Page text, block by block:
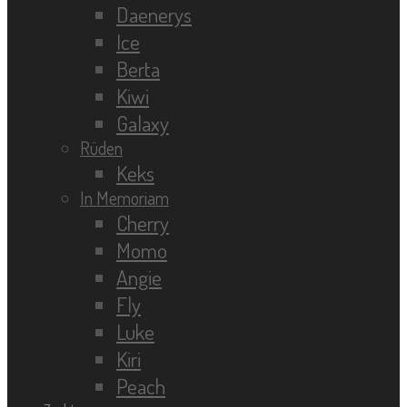
Daenerys
Ice
Berta
Kiwi
Galaxy
Rüden
Keks
In Memoriam
Cherry
Momo
Angie
Fly
Luke
Kiri
Peach